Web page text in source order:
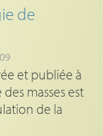
de
et publiée à
masses est
de la